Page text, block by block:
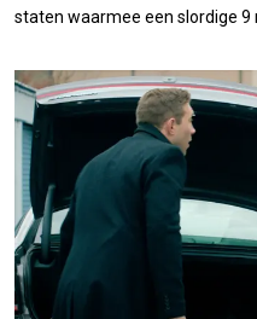
staten waarmee een slordige